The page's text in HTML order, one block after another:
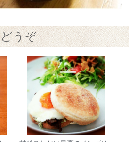
うぞ